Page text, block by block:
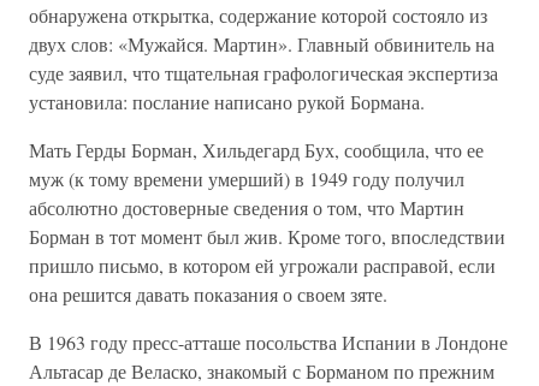
обнаружена открытка, содержание которой состояло из
двух слов: «Мужайся. Мартин». Главный обвинитель на
суде заявил, что тщательная графологическая экспертиза
установила: послание написано рукой Бормана.
Мать Герды Борман, Хильдегард Бух, сообщила, что ее
муж (к тому времени умерший) в 1949 году получил
абсолютно достоверные сведения о том, что Мартин
Борман в тот момент был жив. Кроме того, впоследствии
пришло письмо, в котором ей угрожали расправой, если
она решится давать показания о своем зяте.
В 1963 году пресс-атташе посольства Испании в Лондоне
Альтасар де Веласко, знакомый с Борманом по прежним